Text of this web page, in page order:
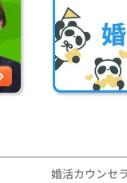
婚活カウンセ